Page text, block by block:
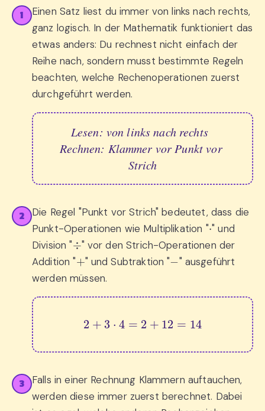
1
Einen Satz liest du immer von links nach rechts,
ganz logisch. In der Mathematik funktioniert das
etwas anders: Du rechnest nicht einfach der
Reihe nach, sondern musst bestimmte Regeln
beachten, welche Rechenoperationen zuerst
durchgeführt werden.
Lesen: von links nach rechts
Rechnen: Klammer vor Punkt vor
Strich
2
Die Regel "Punkt vor Strich" bedeutet, dass die
Punkt-Operationen wie Multiplikation " ⋅" und
Division "÷
" vor den Strich-Operationen der
Addition "+ " und Subtraktion "
" ausgeführt
werden müssen.
2+3⋅ 4= 2+ 12= 14
3
Falls in einer Rechnung Klammern auftauchen,
werden diese immer zuerst berechnet. Dabei